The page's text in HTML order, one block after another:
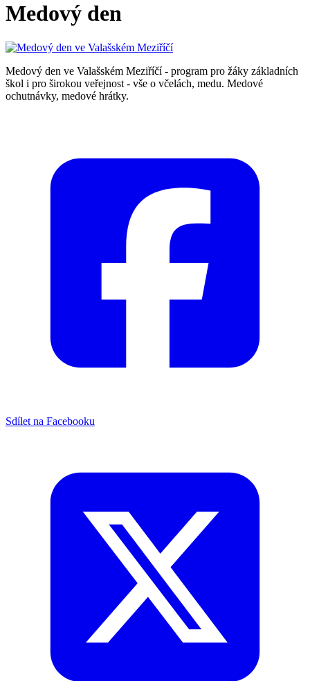
Medový den
Medový den ve Valašském Meziříčí - program pro žáky základních
škol i pro širokou veřejnost - vše o včelách, medu. Medové
ochutnávky, medové hrátky.
Sdílet na Facebooku